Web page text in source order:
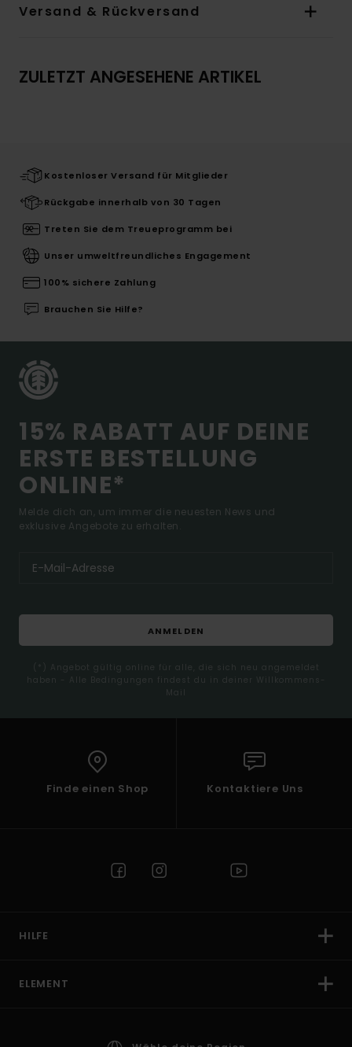
Versand & Rückversand
ZULETZT ANGESEHENE ARTIKEL
Kostenloser Versand für Mitglieder
Rückgabe innerhalb von 30 Tagen
Treten Sie dem Treueprogramm bei
Unser umweltfreundliches Engagement
100% sichere Zahlung
Brauchen Sie Hilfe?
15% RABATT AUF DEINE
ERSTE BESTELLUNG
ONLINE*
Melde dich an, um immer die neuesten News und
exklusive Angebote zu erhalten.
ANMELDEN
(*) Angebot gültig online für alle, die sich neu angemeldet
haben - Alle Bedingungen findest du in deiner Willkommens-
Mail
Finde einen Shop Kontaktiere Uns
HILFE
ELEMENT